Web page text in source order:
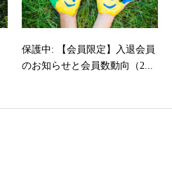
保護中: 【会員限定】入退会員
のお知らせと会員数動向（2...